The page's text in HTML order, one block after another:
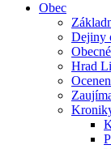
Obec
Dejiny
Hrad